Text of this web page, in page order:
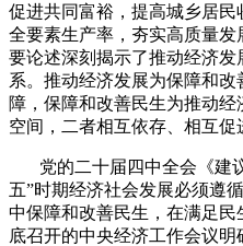
促进共同富裕，提高城乡居
全要素生产率，夯实高质量
要论述深刻揭示了推动经济
系。推动经济发展为保障和
障，保障和改善民生为推动
空间，二者相互依存、相互促
党的二十届四中全会《建
五”时期经济社会发展必须遵
中保障和改善民生，在满足
底召开的中央经济工作会议明